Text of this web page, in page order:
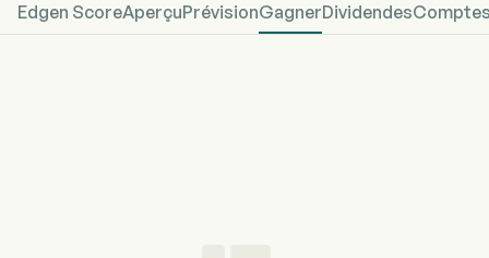
Edgen ScoreAperçuPrévisionGagnerDividendes